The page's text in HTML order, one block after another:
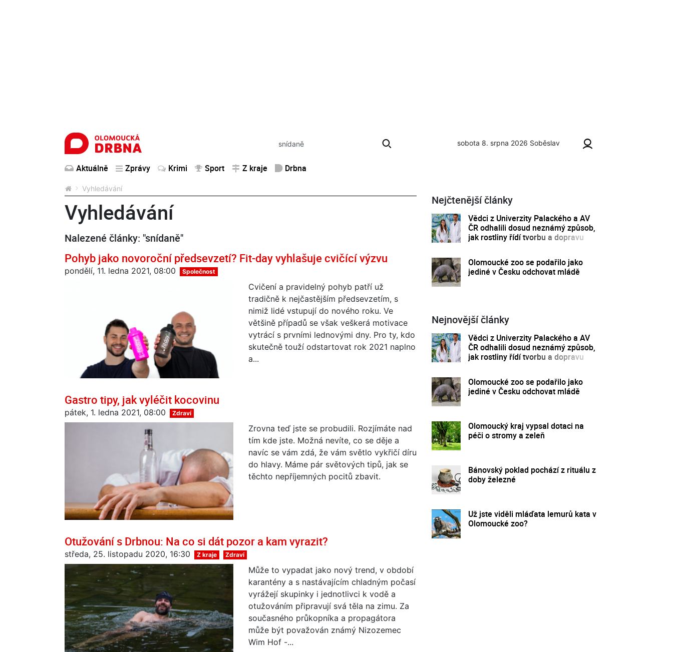
sobota 8. srpna 2026 Soběslav
Aktuálně Zprávy Krimi Sport Z kraje Drbna
Vyhledávání
Vyhledávání
Nalezené články: "snídaně"
Pohyb jako novoroční předsevzetí? Fit-day vyhlašuje cvičící výzvu
pondělí, 11. ledna 2021, 08:00 Společnost
Cvičení a pravidelný pohyb patří už
tradičně k nejčastějším předsevzetím, s
nimiž lidé vstupují do nového roku. Ve
většině případů se však veškerá motivace
vytrácí s prvními lednovými dny. Pro ty, kdo
skutečně touží odstartovat rok 2021 naplno
a...
Gastro tipy, jak vyléčit kocovinu
pátek, 1. ledna 2021, 08:00 Zdraví
Zrovna teď jste se probudili. Rozjímáte nad
tím kde jste. Možná nevíte, co se děje a
navíc se vám zdá, že vám světlo vykřičí díru
do hlavy. Máme pár světových tipů, jak se
těchto nepříjemných pocitů zbavit.
Otužování s Drbnou: Na co si dát pozor a kam vyrazit?
středa, 25. listopadu 2020, 16:30 Z kraje Zdraví
Může to vypadat jako nový trend, v období
karantény a s nastávajícím chladným počasí
vyrážejí skupinky i jednotlivci k vodě a
otužováním připravují svá těla na zimu. Za
současného průkopníka a propagátora
může být považován známý Nizozemec
Wim Hof -...
Nejčtenější články
Vědci z Univerzity Palackého a AV
ČR odhalili dosud neznámý způsob,
jak rostliny řídí tvorbu a dopravu
Olomoucké zoo se podařilo jako
jediné v Česku odchovat mládě
Nejnovější články
Vědci z Univerzity Palackého a AV
ČR odhalili dosud neznámý způsob,
jak rostliny řídí tvorbu a dopravu
Olomoucké zoo se podařilo jako
jediné v Česku odchovat mládě
Olomoucký kraj vypsal dotaci na
péči o stromy a zeleň
Bánovský poklad pochází z rituálu z
doby železné
Už jste viděli mláďata lemurů kata v
Olomoucké zoo?